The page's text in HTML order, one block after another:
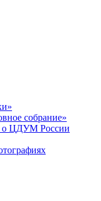
собрание»
о ЦДУМ России